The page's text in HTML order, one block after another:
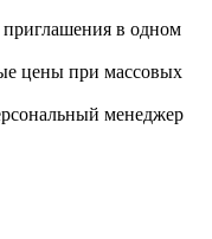
в одном
цены при массовых
менеджер